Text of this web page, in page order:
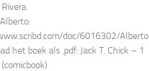
doc/6016302/Alberto
het boek als .pdf: Jack T. Chick – 1